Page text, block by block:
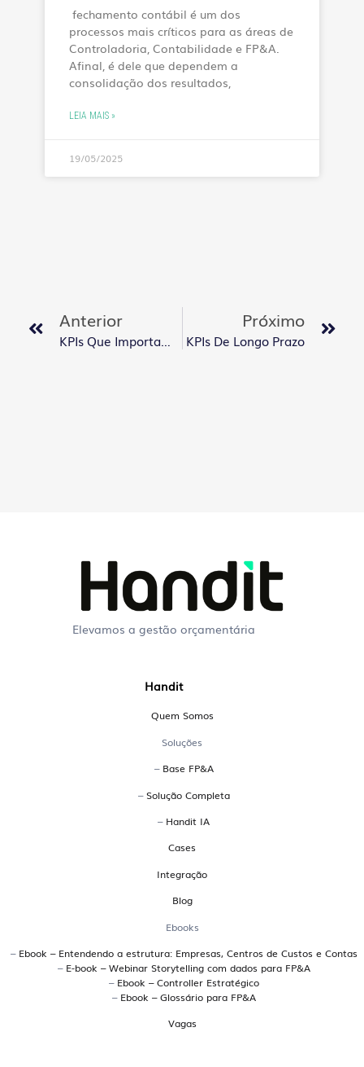
fechamento contábil é um dos
processos mais críticos para as áreas de
Controladoria, Contabilidade e FP&A.
Afinal, é dele que dependem a
consolidação dos resultados,
LEIA MAIS »
19/05/2025
Anterior
KPIs Que Importam — Muito Além Da Ponta Do Iceberg
Próximo
KPIs De Longo Prazo
Elevamos a gestão orçamentária
Perguntas Frequentes
sobre a Handit
O que é uma plataforma EPM?
Trata-se de uma plataforma que integra planejamento,
orçamento, forecast, análises de desempenho e reporting
em um só ambiente. A Handit é uma plataforma EPM
precisam de uma gestão financeira colaborativa,
conectada ao ERP e com múltiplos cenários de
Quais os principais sistemas
brasileiros para planejamento
orçamentário?
Handit
Quem Somos
Soluções
– Base FP&A
–Solução Completa
– Handit IA
Cases
Integração
Blog
Ebooks
– Ebook – Entendendo a estrutura: Empresas, Centros de Custos e Contas
– E-book – Webinar Storytelling com dados para FP&A
– Ebook – Controller Estratégico
– Ebook – Glossário para FP&A
Vagas